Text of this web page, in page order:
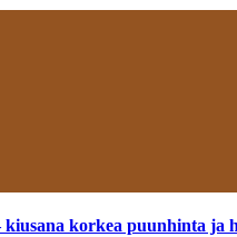
kiusana korkea puunhinta ja